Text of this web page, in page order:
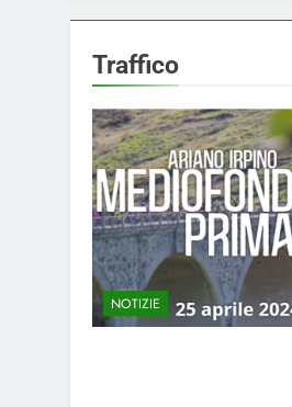
Traffico
NOTIZIE